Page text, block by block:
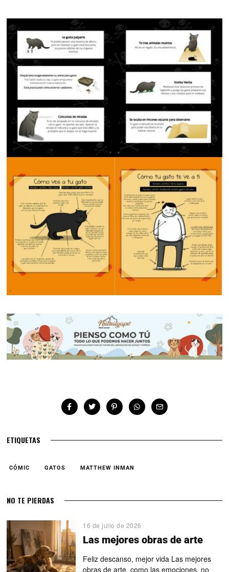
ETIQUETAS
CÓMIC GATOS MATTHEW INMAN
NO TE PIERDAS
16 de julio de 2026
Las mejores obras de arte
Feliz descanso, mejor vida Las mejores
obras de arte, como las emociones, no